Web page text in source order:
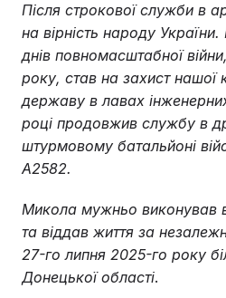
Після строкової служби в
на вірність народу
днів повномасштабної
року, став на захист нашої
державу в лавах
році продовжив службу в
штурмовому батальйоні
А2582.
Микола мужньо виконував
та віддав життя за
27-го липня 2025-го року
Донецької області.